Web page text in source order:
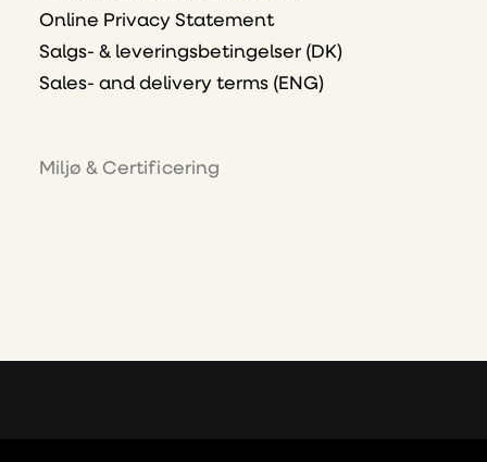
Online Privacy Statement
Salgs- & leveringsbetingelser (DK)
Sales- and delivery terms (ENG)
Miljø & Certificering